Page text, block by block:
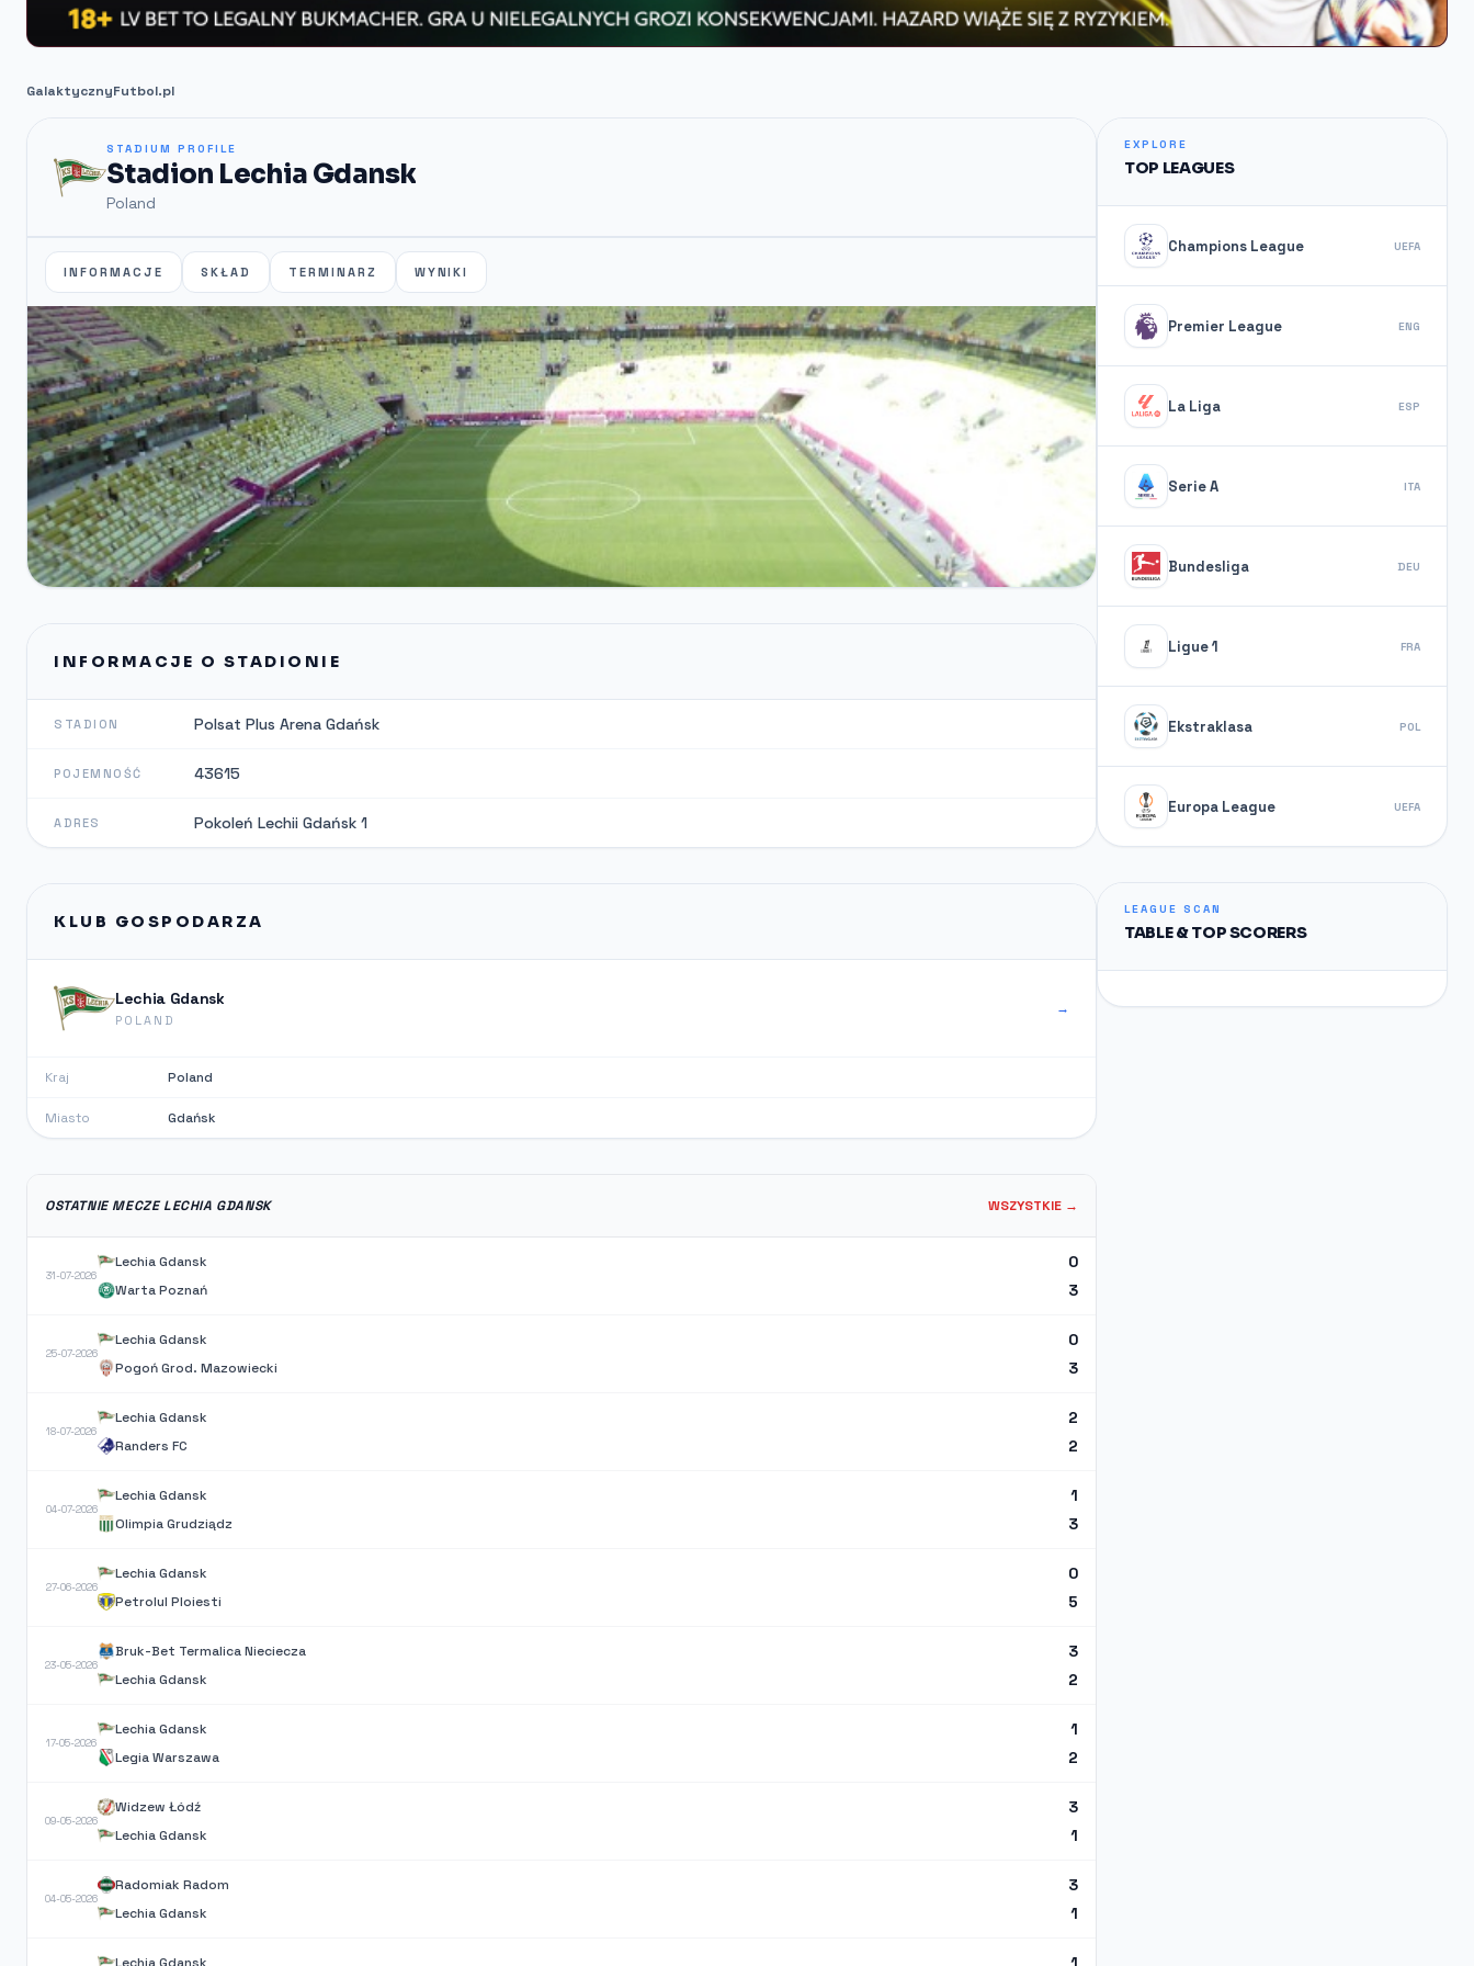
GalaktycznyFutbol.pl
STADIUM PROFILE
Stadion Lechia Gdansk
Poland
INFORMACJE SKŁAD TERMINARZ WYNIKI
INFORMACJE O STADIONIE
STADION Polsat Plus Arena Gdańsk
POJEMNOŚĆ 43615
ADRES Pokoleń Lechii Gdańsk 1
KLUB GOSPODARZA
Lechia Gdansk
POLAND
→
Kraj Poland
Miasto Gdańsk
OSTATNIE MECZE LECHIA GDANSK WSZYSTKIE →
31-07-2026
Lechia Gdansk 0
Warta Poznań 3
25-07-2026
Lechia Gdansk 0
Pogoń Grod. Mazowiecki 3
18-07-2026
Lechia Gdansk 2
Randers FC 2
04-07-2026
Lechia Gdansk 1
Olimpia Grudziądz 3
27-06-2026
Lechia Gdansk 0
Petrolul Ploiesti 5
23-05-2026
Bruk-Bet Termalica Nieciecza 3
Lechia Gdansk 2
17-05-2026
Lechia Gdansk 1
Legia Warszawa 2
09-05-2026
Widzew Łódź 3
Lechia Gdansk 1
04-05-2026
Radomiak Radom 3
Lechia Gdansk 1
EXPLORE
TOP LEAGUES
Champions League UEFA
Premier League ENG
La Liga ESP
Serie A ITA
Bundesliga DEU
Ligue 1 FRA
Ekstraklasa POL
Europa League UEFA
LEAGUE SCAN
TABLE & TOP SCORERS